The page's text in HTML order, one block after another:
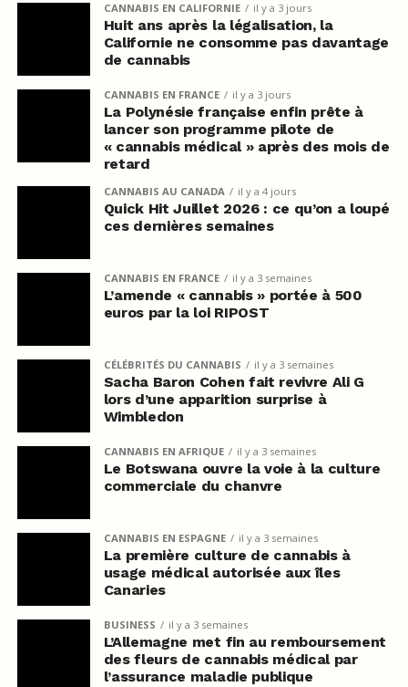
CANNABIS EN CALIFORNIE il y a 3 jours
Huit ans après la légalisation, la
Californie ne consomme pas davantage
de cannabis
CANNABIS EN FRANCE il y a 3 jours
La Polynésie française enfin prête à
lancer son programme pilote de
« cannabis médical » après des mois de
retard
CANNABIS AU CANADA il y a 4 jours
Quick Hit Juillet 2026 : ce qu’on a loupé
ces dernières semaines
CANNABIS EN FRANCE il y a 3 semaines
L’amende « cannabis » portée à 500
euros par la loi RIPOST
CÉLÉBRITÉS DU CANNABIS il y a 3 semaines
Sacha Baron Cohen fait revivre Ali G
lors d’une apparition surprise à
Wimbledon
CANNABIS EN AFRIQUE il y a 3 semaines
Le Botswana ouvre la voie à la culture
commerciale du chanvre
CANNABIS EN ESPAGNE il y a 3 semaines
La première culture de cannabis à
usage médical autorisée aux îles
Canaries
BUSINESS il y a 3 semaines
L’Allemagne met fin au remboursement
des fleurs de cannabis médical par
l’assurance maladie publique